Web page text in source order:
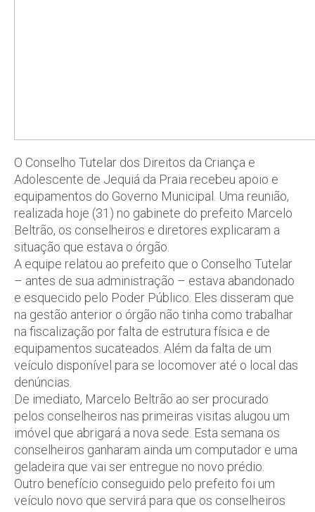
O Conselho Tutelar dos Direitos da Criança e
Adolescente de Jequiá da Praia recebeu apoio e
equipamentos do Governo Municipal. Uma reunião,
realizada hoje (31) no gabinete do prefeito Marcelo
Beltrão, os conselheiros e diretores explicaram a
situação que estava o órgão.
A equipe relatou ao prefeito que o Conselho Tutelar
– antes de sua administração – estava abandonado
e esquecido pelo Poder Público. Eles disseram que
na gestão anterior o órgão não tinha como trabalhar
na fiscalização por falta de estrutura física e de
equipamentos sucateados. Além da falta de um
veículo disponível para se locomover até o local das
denúncias.
De imediato, Marcelo Beltrão ao ser procurado
pelos conselheiros nas primeiras visitas alugou um
imóvel que abrigará a nova sede. Esta semana os
conselheiros ganharam ainda um computador e uma
geladeira que vai ser entregue no novo prédio.
Outro benefício conseguido pelo prefeito foi um
veículo novo que servirá para que os conselheiros